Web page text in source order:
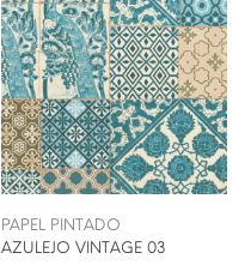
PAPEL PINTADO
AZULEJO VINTAGE 03